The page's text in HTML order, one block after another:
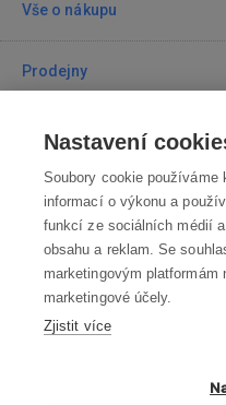
Vše o nákupu
Prodejny
Kontakt
Kontaktujte nás
info@robotworld.cz
220 770 770 Po-
VŠECHNY KONTAKTY
Nastavení
Soubory cookie používáme
informací o výkonu a
funkcí ze sociálních médií
obsahu a reklam. Se
marketingovým platformám
marketingové účely.
Zjistit více